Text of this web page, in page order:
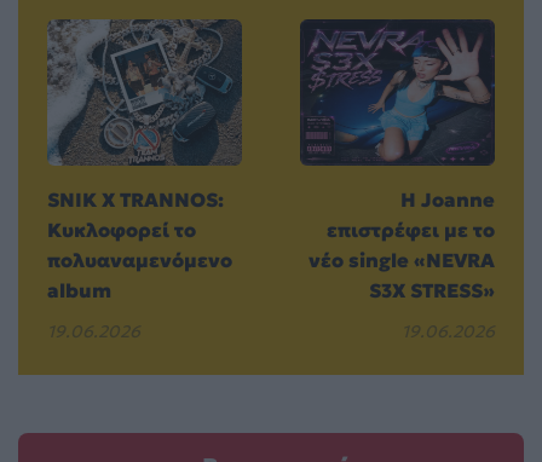
SNIK X TRANNOS:
Κυκλοφορεί το
πολυαναμενόμενο
album
19.06.2026
Η Joanne
επιστρέφει με το
νέο single «NEVRA
S3X STRESS»
19.06.2026